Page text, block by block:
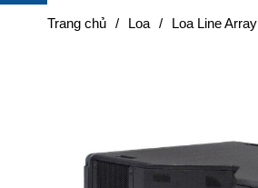
Trang chủ / Loa / Loa Line Array